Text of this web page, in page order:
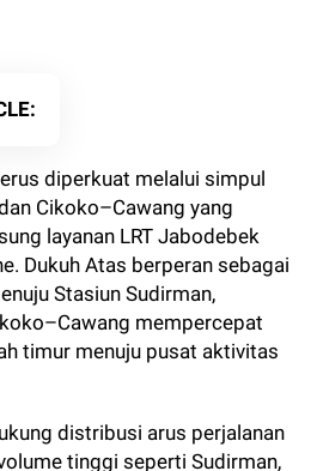
diperkuat melalui simpul
Cikoko–Cawang yang
layanan LRT Jabodebek
Dukuh Atas berperan sebagai
Stasiun Sudirman,
mempercepat
timur menuju pusat aktivitas
distribusi arus perjalanan
tinggi seperti Sudirman,